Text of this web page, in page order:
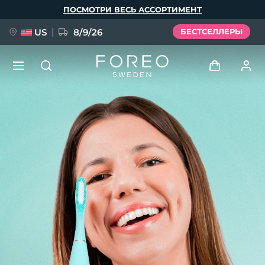
ПОСМОТРИ ВЕСЬ АССОРТИМЕНТ
US 8/9/26 БЕСТСЕЛЛЕРЫ
Профиль пользователя
Мои приборы
Мои заказы
Мои адреса
Мои подписки
FAQ™ Pure Beauty-Tech Elixir
BREAKING NEWS
issa™ Teeth Whitening Set
Deutsch
Español
Français
Italiano
Português
Svenska
Русский
简体中文 繁體中文